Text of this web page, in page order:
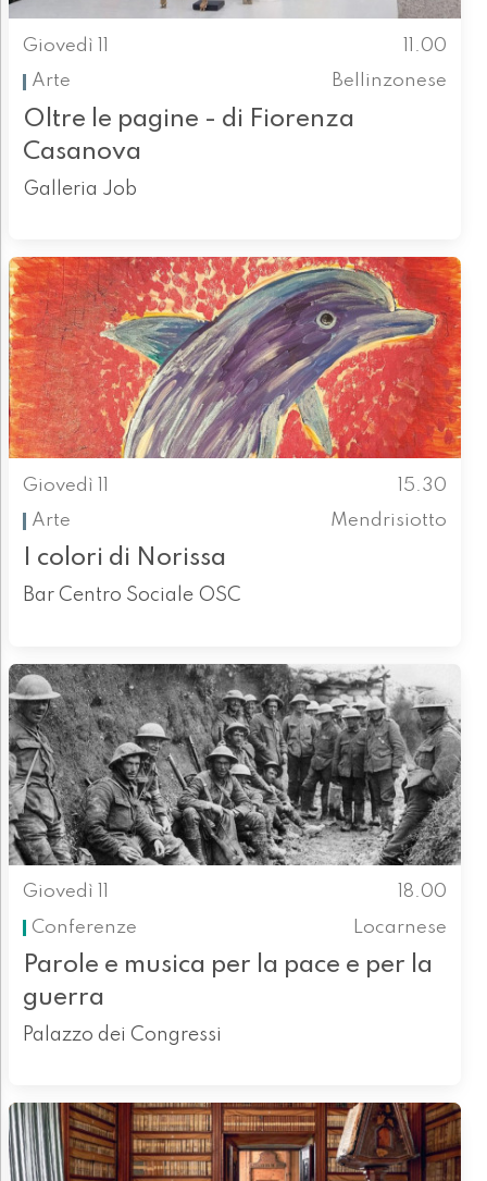
Giovedì 11
11.00
Arte
Bellinzonese
Oltre le pagine - di Fiorenza
Casanova
Galleria Job
Giovedì 11
15.30
Arte
Mendrisiotto
I colori di Norissa
Bar Centro Sociale OSC
Giovedì 11
18.00
Conferenze
Locarnese
Parole e musica per la pace e per la
guerra
Palazzo dei Congressi